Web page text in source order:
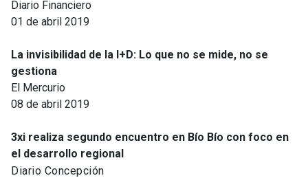
Diario Financiero
01 de abril 2019
La invisibilidad de la I+D: Lo que no se mide, no se
gestiona
El Mercurio
08 de abril 2019
3xi realiza segundo encuentro en Bío Bío con foco en
el desarrollo regional
Diario Concepción